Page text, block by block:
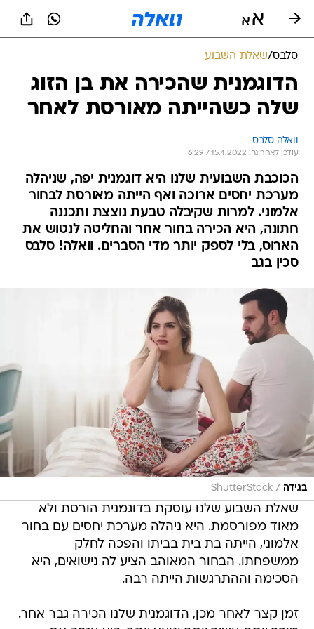
סלבס/שאלת השבוע
הדוגמנית שהכירה את בן הזוג
שלה כשהייתה מאורסת לאחר
וואלה סלבס
עודכן לאחרונה: 15.4.2022 / 6:29
הכוכבת השבועית שלנו היא דוגמנית יפה, שניהלה
מערכת יחסים ארוכה ואף הייתה מאורסת לבחור
אלמוני. למרות שקיבלה טבעת נוצצת ותכננה
חתונה, היא הכירה בחור אחר והחליטה לנטוש את
הארוס, בלי לספק יותר מדי הסברים. וואלה! סלבס
סכין בגב
בגידה /
ShutterStock
שאלת השבוע שלנו עוסקת בדוגמנית הורסת ולא
מאוד מפורסמת. היא ניהלה מערכת יחסים עם בחור
אלמוני, הייתה בת בית בביתו והפכה לחלק
ממשפחתו. הבחור המאוהב הציע לה נישואים, היא
הסכימה וההתרגשות הייתה רבה.
זמן קצר לאחר מכן, הדוגמנית שלנו הכירה גבר אחר.